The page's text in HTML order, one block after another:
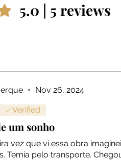
stars.5.0 | 5 reviews
• Nov 26, 2024
stars.Verified
um sonho
vez que vi essa obra
Temia pelo transporte.